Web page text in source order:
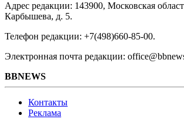
Адрес редакции: 143900, Московская
Карбышева, д. 5.
Телефон редакции: +7(498)660-85-00.
Электронная почта редакции:
BBNEWS
Контакты
Реклама